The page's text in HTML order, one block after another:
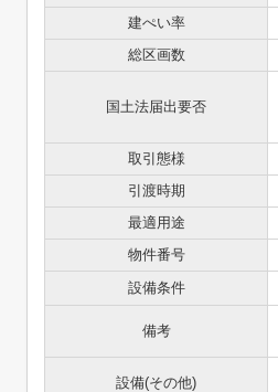
建ぺい率
総区画数
国土法届出要否
取引態様
引渡時期
最適用途
物件番号
設備条件
備考
設備(その他)